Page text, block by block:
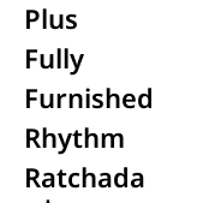
Plus
Fully
Furnished
Rhythm
Ratchada